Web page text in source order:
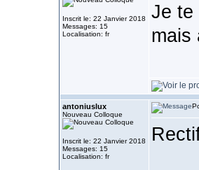
Inscrit le: 22 Janvier 2018
Messages: 15
Localisation: fr
Je te
mais
antoniuslux
Nouveau Colloque
Inscrit le: 22 Janvier 2018
Messages: 15
Localisation: fr